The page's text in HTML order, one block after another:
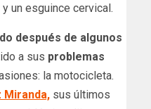
un esguince cervical.
después de algunos
a sus problemas
la motocicleta.
Miranda, sus últimos